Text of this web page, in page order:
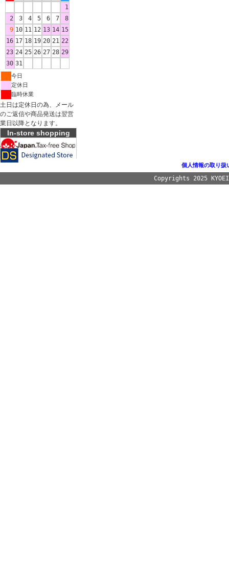
1
2
3 4 5 6 7
8
9 10 11 12 13 14 15
16 17 18 19 20 21 22
23 24 25 26 27 28 29
30 31
今日
定休日
臨時休業
土日は定休日の為、メール
のご返信や商品発送は翌営
業日以降となります。
In-store shopping
個人情報の取り扱
Copyrights 2025